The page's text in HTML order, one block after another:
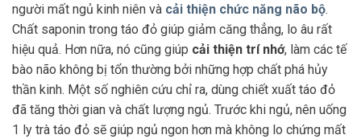
người mất ngủ kinh niên và cải thiện chức năng não bộ.
Chất saponin trong táo đỏ giúp giảm căng thẳng, lo âu rất
hiệu quả. Hơn nữa, nó cũng giúp cải thiện trí nhớ, làm các tế
bào não không bị tổn thường bởi những hợp chất phá hủy
thần kinh. Một số nghiên cứu chỉ ra, dùng chiết xuất táo đỏ
đã tăng thời gian và chất lượng ngủ. Trước khi ngủ, nên uống
1 ly trà táo đỏ sẽ giúp ngủ ngon hơn mà không lo chứng mất